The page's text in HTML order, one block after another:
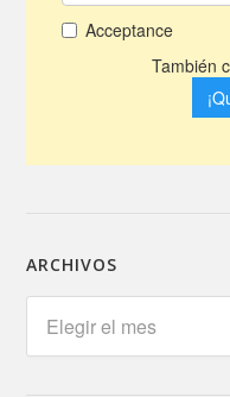
ARCHIVOS